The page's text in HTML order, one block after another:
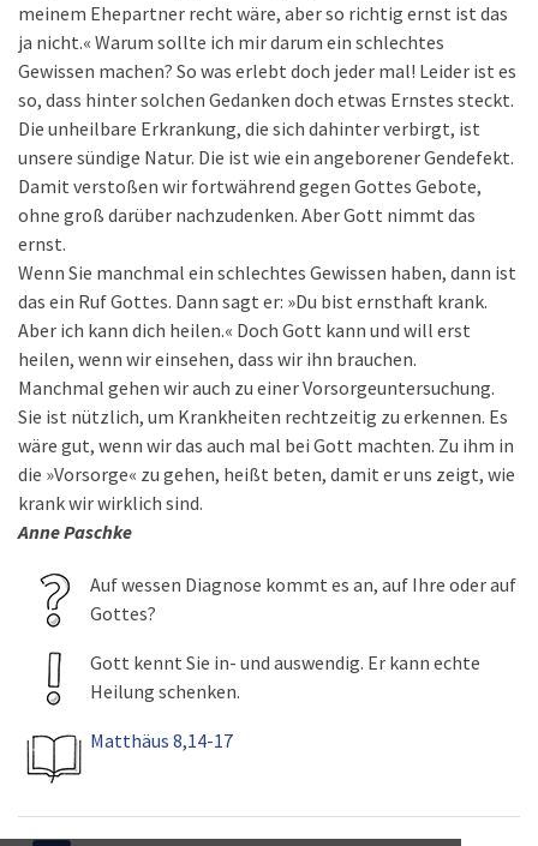
meinem Ehepartner recht wäre, aber so richtig ernst ist das
ja nicht.« Warum sollte ich mir darum ein schlechtes
Gewissen machen? So was erlebt doch jeder mal! Leider ist es
so, dass hinter solchen Gedanken doch etwas Ernstes steckt.
Die unheilbare Erkrankung, die sich dahinter verbirgt, ist
unsere sündige Natur. Die ist wie ein angeborener Gendefekt.
Damit verstoßen wir fortwährend gegen Gottes Gebote,
ohne groß darüber nachzudenken. Aber Gott nimmt das
ernst.
Wenn Sie manchmal ein schlechtes Gewissen haben, dann ist
das ein Ruf Gottes. Dann sagt er: »Du bist ernsthaft krank.
Aber ich kann dich heilen.« Doch Gott kann und will erst
heilen, wenn wir einsehen, dass wir ihn brauchen.
Manchmal gehen wir auch zu einer Vorsorgeuntersuchung.
Sie ist nützlich, um Krankheiten rechtzeitig zu erkennen. Es
wäre gut, wenn wir das auch mal bei Gott machten. Zu ihm in
die »Vorsorge« zu gehen, heißt beten, damit er uns zeigt, wie
krank wir wirklich sind.
Anne Paschke
Auf wessen Diagnose kommt es an, auf Ihre oder auf
Gottes?
Gott kennt Sie in- und auswendig. Er kann echte
Heilung schenken.
Matthäus 8,14-17